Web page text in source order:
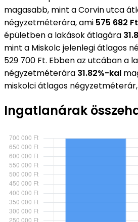
magasabb, mint a Corvin utca
négyzetméterára, ami 575 682
épületben a lakások átlagára
mint a Miskolc jelenlegi átlagos
529 700 Ft. Ebben az utcában a
négyzetméterára 31.82%-kal
miskolci átlagos
Ingatlanárak